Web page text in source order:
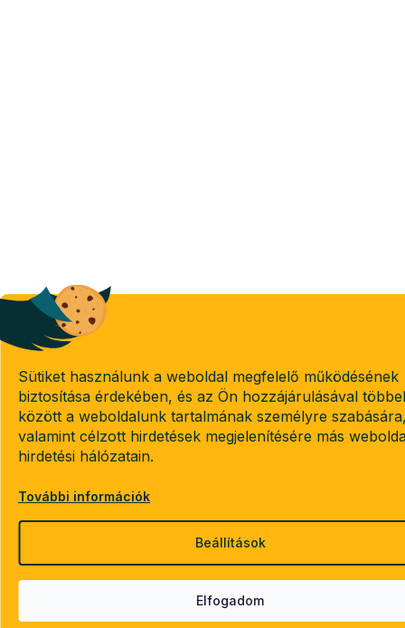
Sütiket használunk a weboldal megfelelő működésének
biztosítása érdekében, és az Ön hozzájárulásával
között a weboldalunk tartalmának személyre
valamint célzott hirdetések megjelenítésére más
hirdetési hálózatain.
További információk
Beállítások
Elfogadom